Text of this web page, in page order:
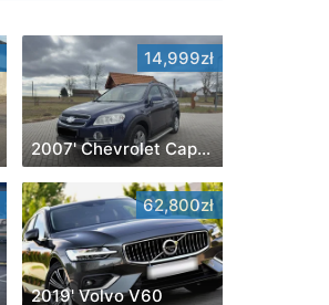
14,999zł
2007' Chevrolet Captiva
62,800zł
2019' Volvo V60